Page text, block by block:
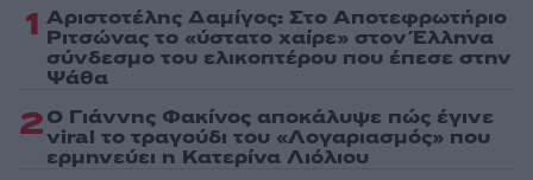
1 Αριστοτέλης Δαμίγος: Στο Αποτεφρωτήριο
Ριτσώνας το «ύστατο χαίρε» στον Έλληνα
σύνδεσμο του ελικοπτέρου που έπεσε στην
Ψάθα
2Ο Γιάννης Φακίνος αποκάλυψε πώς έγινε
viral το τραγούδι του «Λογαριασμός» που
ερμηνεύει η Κατερίνα Λιόλιου